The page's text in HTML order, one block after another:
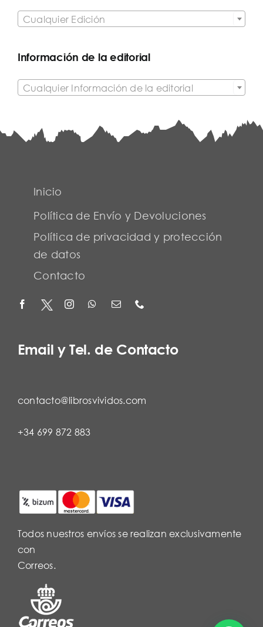
Cualquier Edición
Información de la editorial
Cualquier Información de la editorial
Inicio
Política de Envío y Devoluciones
Política de privacidad y protección
de datos
Contacto
Email y Tel. de Contacto
contacto@librosvividos.com
+34 699 872 883
Todos nuestros envíos se realizan exclusivamente
con
Correos.